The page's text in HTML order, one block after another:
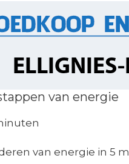
van energie
van energie in 5